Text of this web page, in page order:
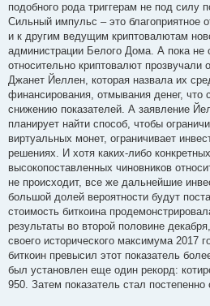
подобного рода триггерам не под силу
Сильный импульс – это благоприятное
и к другим ведущим криптовалютам
администрации Белого Дома. А пока
относительно криптовалют прозвучали
Джанет Йеллен, которая назвала их
финансирования, отмывания денег, что
снижению показателей. А заявление
планирует найти способ, чтобы
виртуальных монет, ограничивает
решениях. И хотя каких-либо
высокопоставленных чиновников
не происходит, все же дальнейшие
большой долей вероятности будут
стоимость биткоина
результаты во второй половине
своего исторического максимума 2017
биткоин превысил этот показатель
был установлен еще один рекорд:
950. Затем показатель стал постепенно